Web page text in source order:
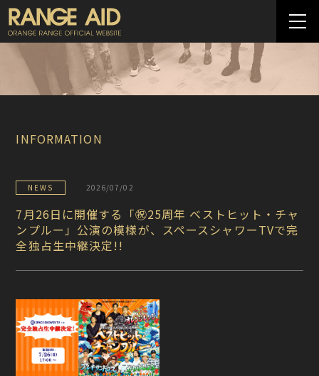
INFORMATION
NEWS 2026/07/02
7月26日に開催する「㊗25周年 ベストヒット・チャ
ンプルー」公演の模様が、スペースシャワーTVで完
全独占生中継決定!!